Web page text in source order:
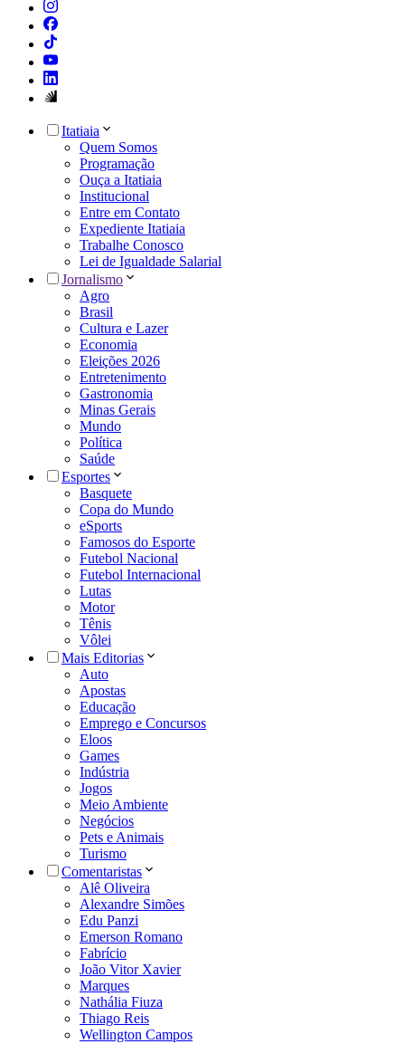
Itatiaia
Quem Somos
Programação
Ouça a Itatiaia
Institucional
Entre em Contato
Expediente Itatiaia
Trabalhe Conosco
Lei de Igualdade Salarial
Jornalismo
Agro
Brasil
Cultura e Lazer
Economia
Eleições 2026
Entretenimento
Gastronomia
Minas Gerais
Mundo
Política
Saúde
Esportes
Basquete
Copa do Mundo
eSports
Famosos do Esporte
Futebol Nacional
Futebol Internacional
Lutas
Motor
Tênis
Vôlei
Mais Editorias
Auto
Apostas
Educação
Emprego e Concursos
Eloos
Games
Indústria
Jogos
Meio Ambiente
Negócios
Pets e Animais
Turismo
Comentaristas
Alê Oliveira
Alexandre Simões
Edu Panzi
Emerson Romano
Fabrício
João Vitor Xavier
Marques
Nathália Fiuza
Thiago Reis
Wellington Campos